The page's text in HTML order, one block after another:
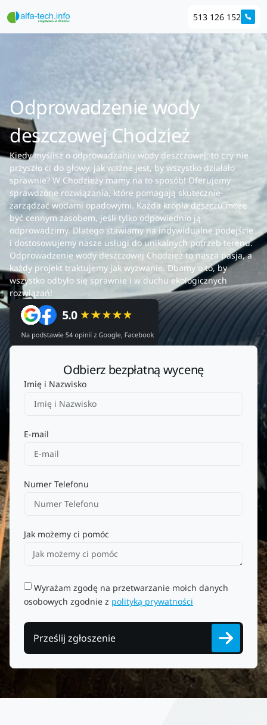
513 126 152
Odprowadzenie wody
deszczowej Chodzież
Kiedy myślisz o odprowadzaniu wody deszczowej, to czy nie
przyszło ci do głowy, jak ważne jest, by wszystko działało
sprawnie? W Chodzieży mamy na to sposób! Oferujemy
sprawdzone rozwiązania, które pomagają skutecznie
zarządzać wodami opadowymi. Każda kropla deszczu może
być cennym zasobem, jeśli tylko odpowiednio ją
odprowadzimy. Dlatego stawiamy na indywidualne podejście
i dostosowujemy nasze usługi do unikalnych potrzeb terenu.
Odprowadzenie wody deszczowej Chodzież to nasza pasja, a
każdy projekt traktujemy jak wyzwanie. Dbamy o to, by
wszystko odbyło się sprawnie i w duchu ekologicznych
rozwiązań!
Odbierz bezpłatną wycenę
Imię i Nazwisko
E-mail
Numer Telefonu
Jak możemy ci pomóc
Wyrażam zgodę na przetwarzanie moich danych
osobowych zgodnie z polityką prywatności
Prześlij zgłoszenie